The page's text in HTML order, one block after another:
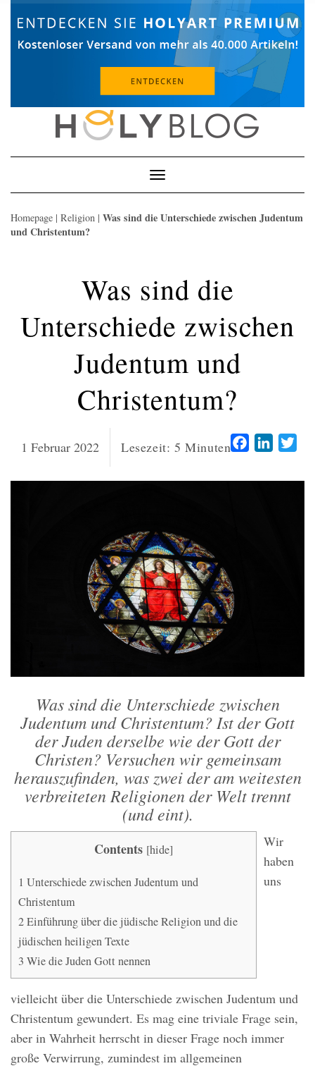
Toggle
Navigation
Homepage | Religion | Was sind die Unterschiede zwischen Judentum
und Christentum?
Was sind die
Unterschiede zwischen
Judentum und
Christentum?
1 Februar 2022 Lesezeit: 5 Minuten Facebook
Was sind die Unterschiede zwischen
Judentum und Christentum? Ist der Gott
der Juden derselbe wie der Gott der
Christen? Versuchen wir gemeinsam
herauszufinden, was zwei der am weitesten
verbreiteten Religionen der Welt trennt
(und eint).
Contents [hide]
1 Unterschiede zwischen Judentum und
Christentum
2Einführung über die jüdische Religion und die
jüdischen heiligen Texte
3 Wie die Juden Gott nennen
Wir
haben
uns
vielleicht über die Unterschiede zwischen Judentum und
Christentum gewundert. Es mag eine triviale Frage sein,
aber in Wahrheit herrscht in dieser Frage noch immer
große Verwirrung, zumindest im allgemeinen